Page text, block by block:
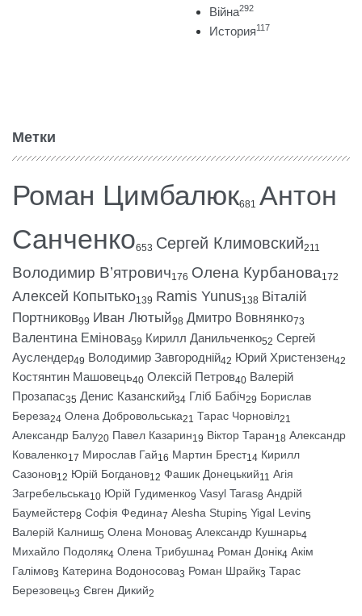
Війна292
История117
Метки
Роман Цимбалюк681 Антон
Санченко653 Сергей Климовский211
Володимир В’ятрович176 Олена Курбанова172
Алексей Копытько139 Ramis Yunus138 Віталій
Портников99 Иван Лютый98 Дмитро Вовнянко73
Валентина Емінова59 Кирилл Данильченко52 Сергей
Ауслендер49 Володимир Завгородній42 Юрий Христензен42
Костянтин Машовець40 Олексій Петров40 Валерій
Прозапас35 Денис Казанский34 Гліб Бабіч29 Борислав
Береза24 Олена Добровольська21 Тарас Чорновіл21
Александр Балу20 Павел Казарин19 Віктор Таран18 Александр
Коваленко17 Мирослав Гай16 Мартин Брест14 Кирилл
Сазонов12 Юрій Богданов12 Фашик Донецький11 Агія
Загребельська10 Юрій Гудименко9 Vasyl Taras8 Андрій
Баумейстер8 Софія Федина7 Alesha Stupin5 Yigal Levin5
Валерій Калниш5 Олена Монова5 Александр Кушнарь4
Михайло Подоляк4 Олена Трибушна4 Роман Донік4 Акім
Галімов3 Катерина Водоносова3 Роман Шрайк3 Тарас
Березовець3 Євген Дикий2